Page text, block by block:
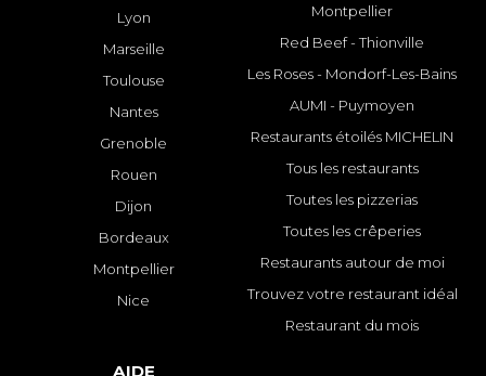
Lyon
Marseille
Toulouse
Nantes
Grenoble
Rouen
Dijon
Bordeaux
Montpellier
Nice
Montpellier
Red Beef - Thionville
Les Roses - Mondorf-Les-Bains
AUMI - Puymoyen
Restaurants étoilés MICHELIN
Tous les restaurants
Toutes les pizzerias
Toutes les crêperies
Restaurants autour de moi
Trouvez votre restaurant idéal
Restaurant du mois
AIDE